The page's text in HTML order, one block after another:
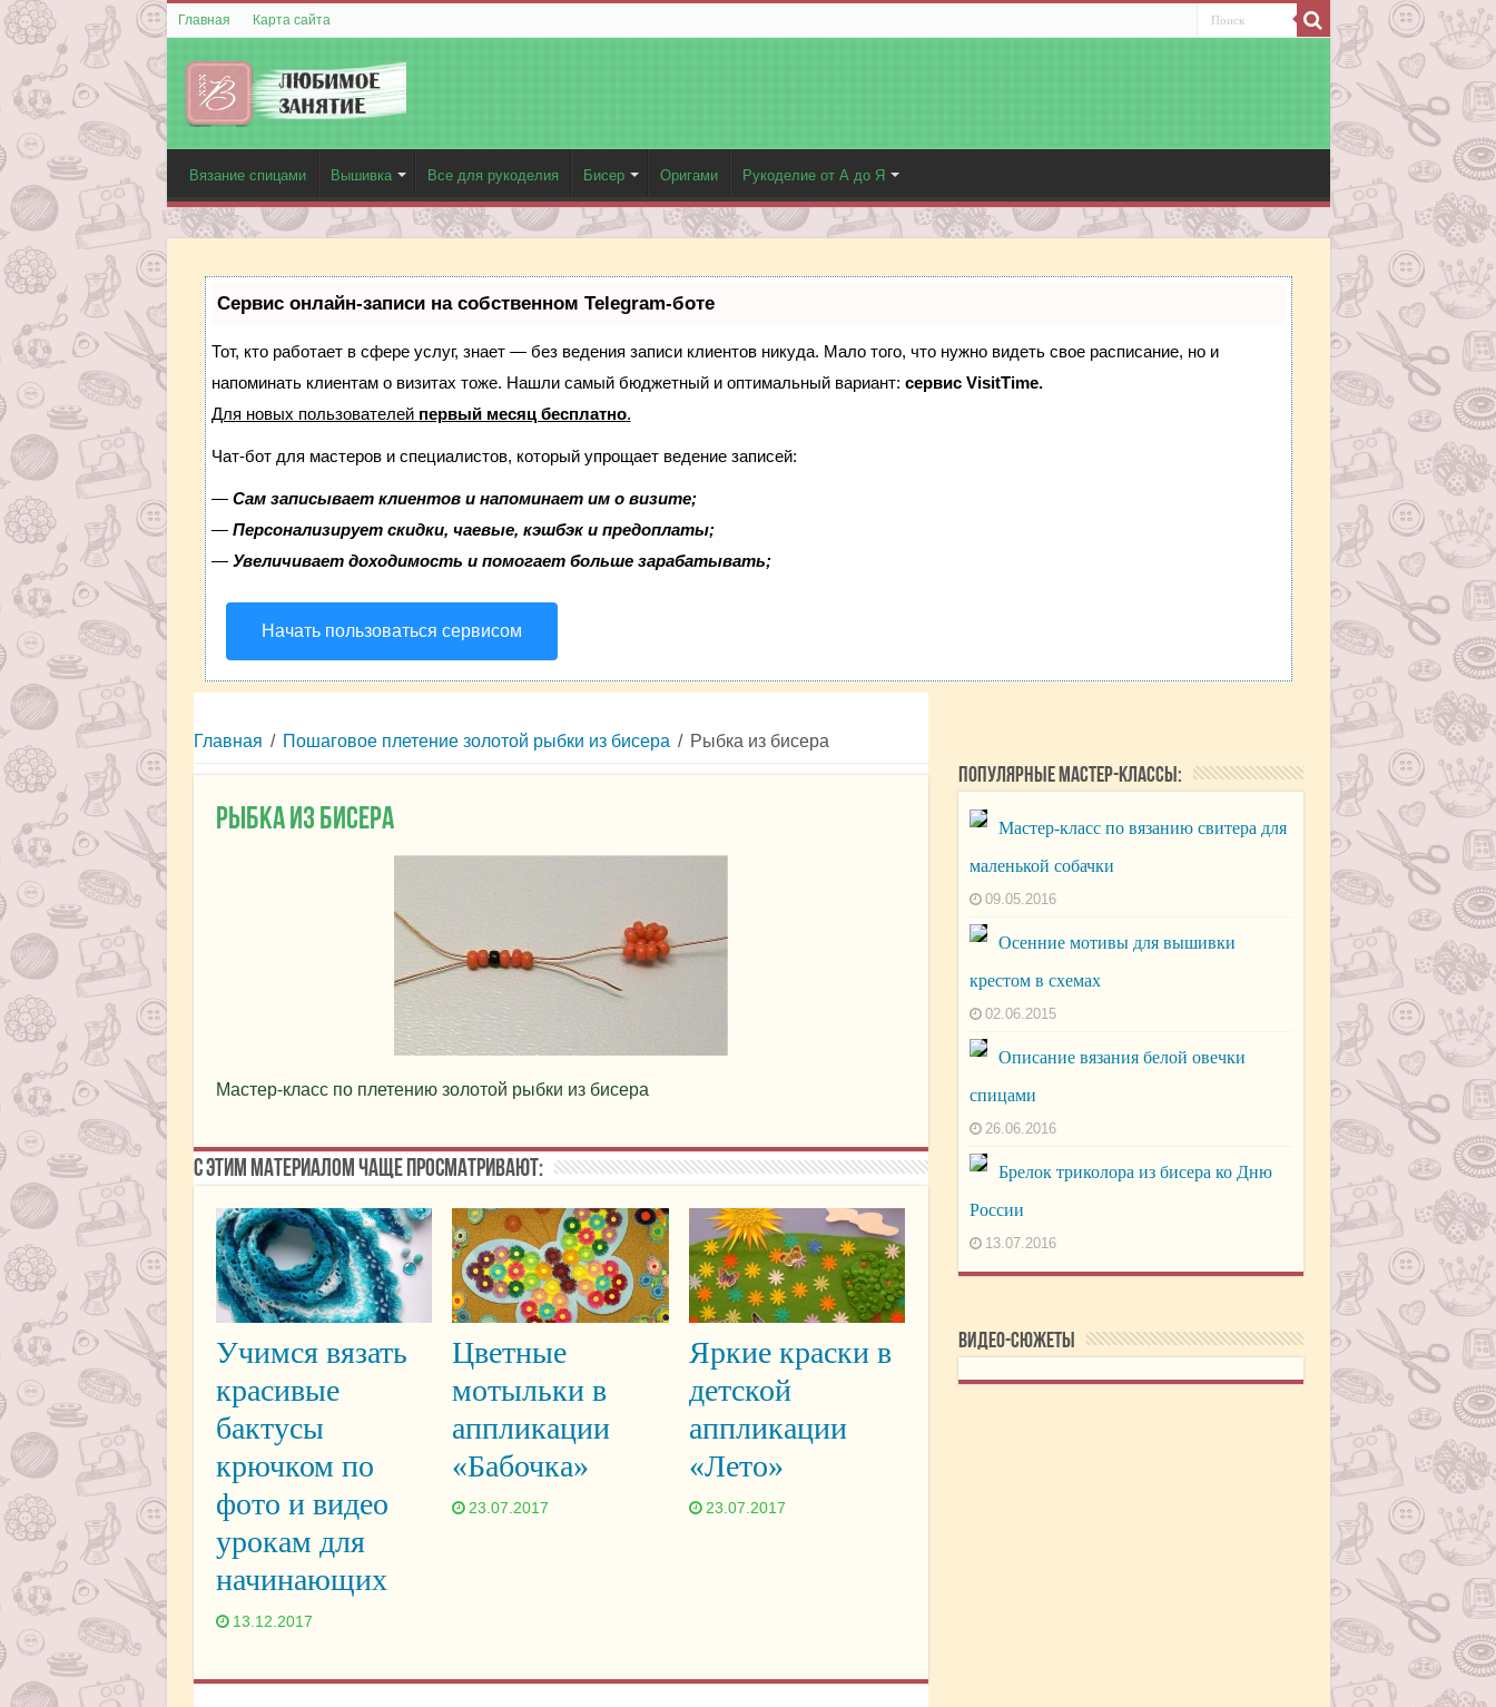
Главная Карта сайта
Вязание спицами Вышивка Все для рукоделия Бисер Оригами Рукоделие от А до Я
Сервис онлайн-записи на собственном Telegram-боте
Тот, кто работает в сфере услуг, знает — без ведения записи клиентов никуда. Мало того, что нужно видеть свое расписание, но и
напоминать клиентам о визитах тоже. Нашли самый бюджетный и оптимальный вариант: сервис VisitTime.
Для новых пользователей первый месяц бесплатно.
Чат-бот для мастеров и специалистов, который упрощает ведение записей:
— Сам записывает клиентов и напоминает им о визите;
— Персонализирует скидки, чаевые, кэшбэк и предоплаты;
— Увеличивает доходимость и помогает больше зарабатывать;
Начать пользоваться сервисом
Главная / Пошаговое плетение золотой рыбки из бисера / Рыбка из бисера
Рыбка из бисера
Мастер-класс по плетению золотой рыбки из бисера
С этим материалом чаще просматривают:
Учимся вязать
красивые
бактусы
крючком по
фото и видео
урокам для
начинающих
13.12.2017
Цветные
мотыльки в
аппликации
«Бабочка»
23.07.2017
Яркие краски в
детской
аппликации
«Лето»
23.07.2017
Популярные мастер-классы:
Мастер-класс по вязанию свитера для
маленькой собачки
09.05.2016
Осенние мотивы для вышивки
крестом в схемах
02.06.2015
Описание вязания белой овечки
спицами
26.06.2016
Брелок триколора из бисера ко Дню
России
13.07.2016
Видео-сюжеты